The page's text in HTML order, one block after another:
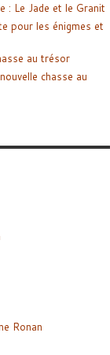
: Le Jade et le Granit
pour les énigmes et
au trésor
chasse au
Ronan